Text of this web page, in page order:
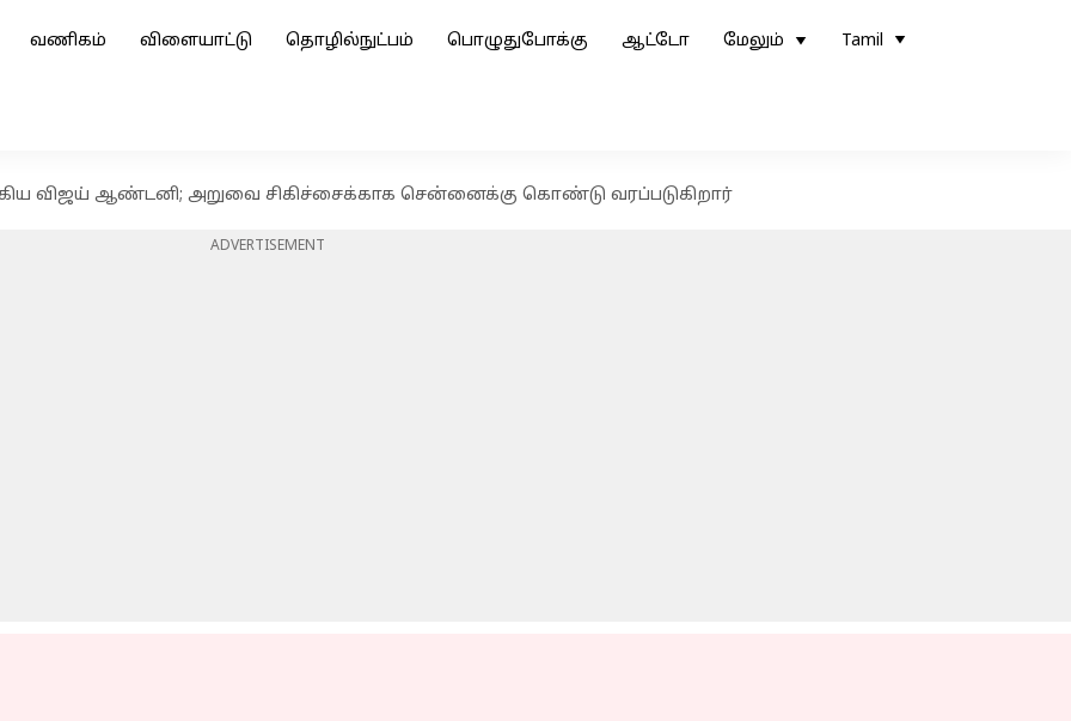
வணிகம் விளையாட்டு தொழில்நுட்பம் பொழுதுபோக்கு ஆட்டோ மேலும் Tamil
விஜய் ஆண்டனி; அறுவை சிகிச்சைக்காக சென்னைக்கு கொண்டு வரப்படுகிறார்
ADVERTISEMENT